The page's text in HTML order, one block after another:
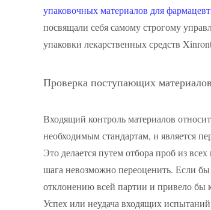
упаковочных материалов для
посвящали себя самому строгому
упаковки лекарственных средств
Проверка поступающих материалов
Входящий контроль материалов
необходимым стандартам, и является
Это делается путем отбора проб из
шага невозможно переоценить. Если
отклонению всей партии и привело бы
Успех или неудача входящих